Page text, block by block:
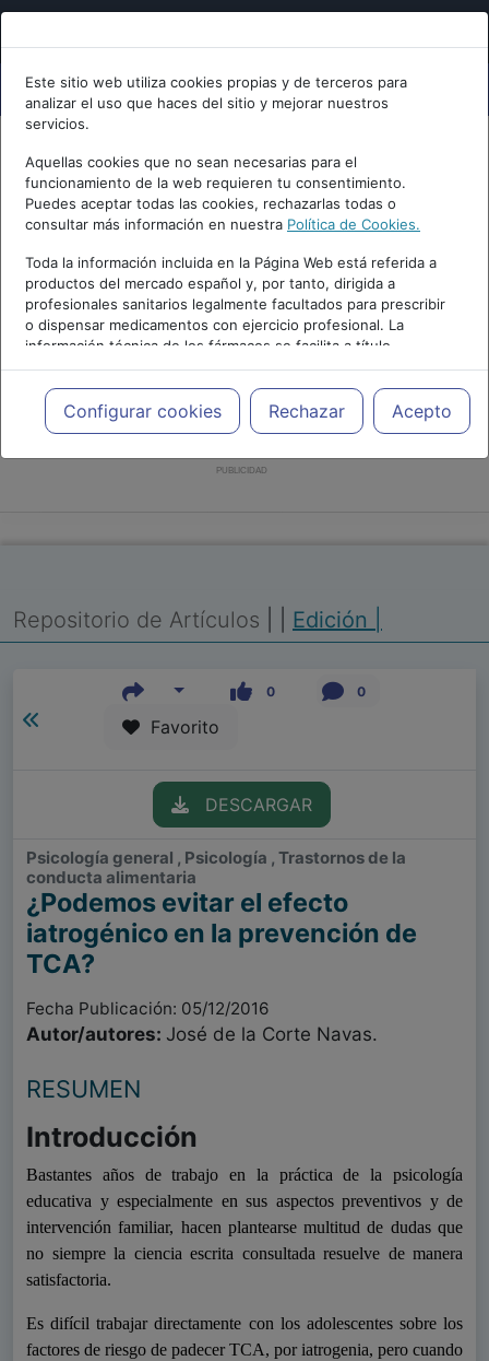
Este sitio web utiliza cookies propias y de terceros para
analizar el uso que haces del sitio y mejorar nuestros
servicios.
Aquellas cookies que no sean necesarias para el
funcionamiento de la web requieren tu consentimiento.
Puedes aceptar todas las cookies, rechazarlas todas o
consultar más información en nuestra Política de Cookies.
Toda la información incluida en la Página Web está referida a
productos del mercado español y, por tanto, dirigida a
profesionales sanitarios legalmente facultados para prescribir
o dispensar medicamentos con ejercicio profesional. La
información técnica de los fármacos se facilita a título
meramente informativo, siendo responsabilidad de los
profesionales facultados prescribir medicamentos y decidir, en
cada caso concreto, el tratamiento más adecuado a las
necesidades del paciente.
Configurar cookies Rechazar Acepto
PUBLICIDAD
Repositorio de Artículos Edición |
0 0
Favorito
DESCARGAR
Psicología general , Psicología , Trastornos de la
conducta alimentaria
¿Podemos evitar el efecto
iatrogénico en la prevención de
TCA?
Fecha Publicación: 05/12/2016
Autor/autores: José de la Corte Navas.
RESUMEN
Introducción
Bastantes años de trabajo en la práctica de la psicología
educativa y especialmente en sus aspectos preventivos y de
intervención familiar, hacen plantearse multitud de dudas que
no siempre la ciencia escrita consultada resuelve de manera
satisfactoria.
Es difícil trabajar directamente con los adolescentes sobre los
factores de riesgo de padecer TCA, por iatrogenia, pero cuando